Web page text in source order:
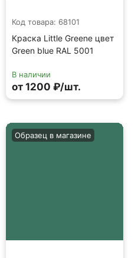
Код товара: 68101
Краска Little Greene цвет
Green blue RAL 5001
В наличии
от 1200 ₽/шт.
Образец в магазине